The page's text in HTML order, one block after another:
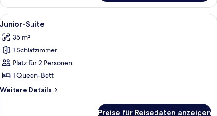
Zimmer,
barrierefrei
Alle
Fotos
für
Junior-
Suite
anzeigen
Ein modernes Hotelzimmer mit
5
Junior-Suite
35 m²
1 Schlafzimmer
Platz für 2 Personen
1 Queen-Bett
Weitere Details
Weitere
Preise für Reisedaten anzeigen